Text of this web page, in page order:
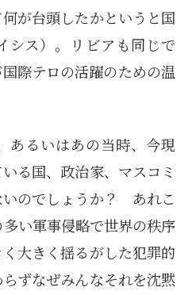
が台頭したかというと国
シス）。リビアも同じで
際テロの活躍のための温
あるいはあの当時、今現
る国、政治家、マスコミ
いのでしょうか？ あれこ
い軍事侵略で世界の秩序
大きく揺るがした犯罪的
ずなぜみんなそれを沈黙